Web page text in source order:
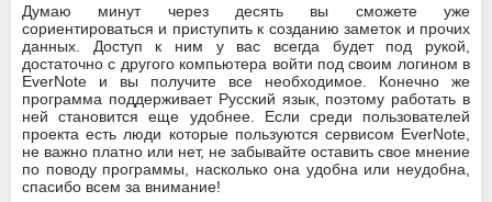
Думаю минут через десять вы сможете уже
сориентироваться и приступить к созданию заметок и прочих
данных. Доступ к ним у вас всегда будет под рукой,
достаточно с другого компьютера войти под своим логином в
EverNote и вы получите все необходимое. Конечно же
программа поддерживает Русский язык, поэтому работать в
ней становится еще удобнее. Если среди пользователей
проекта есть люди которые пользуются сервисом EverNote,
не важно платно или нет, не забывайте оставить свое мнение
по поводу программы, насколько она удобна или неудобна,
спасибо всем за внимание!